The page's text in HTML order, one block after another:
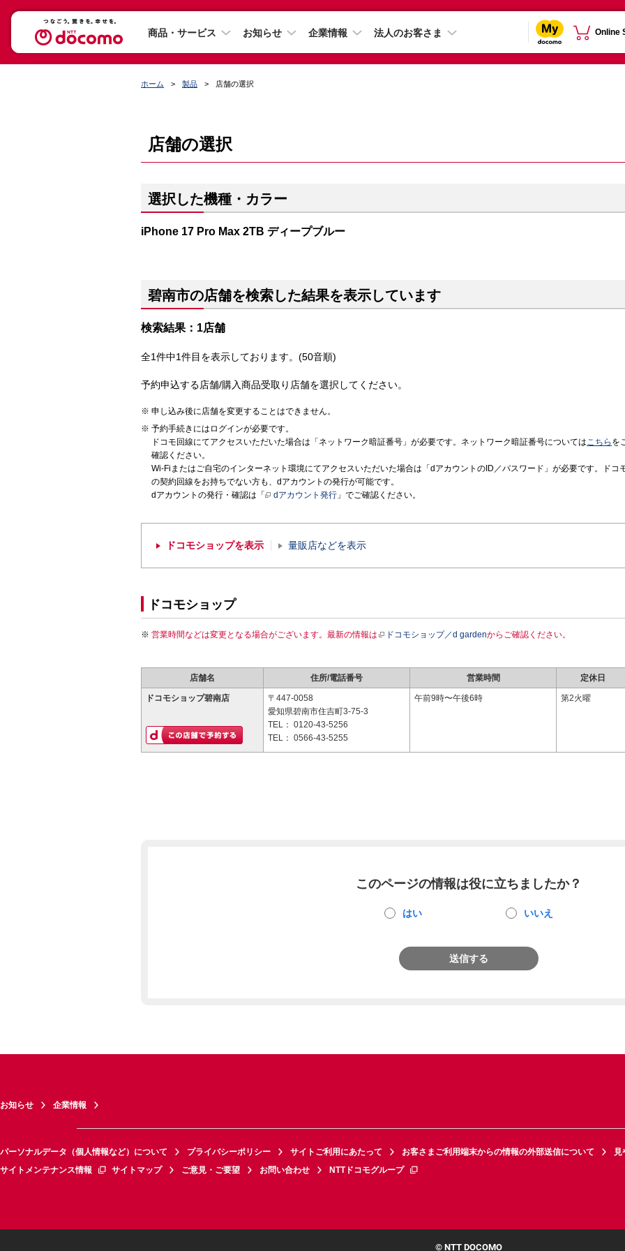
商品・サービス お知らせ 企業情報 法人のお客さま Online
ホーム 製品 店舗の選択
店舗の選択
選択した機種・カラー
iPhone 17 Pro Max 2TB ディープブルー
碧南市の店舗を検索した結果を表示しています
検索結果：1店舗
全1件中1件目を表示しております。(50音順)
予約申込する店舗/購入商品受取り店舗を選択してください。
申し込み後に店舗を変更することはできません。
予約手続きにはログインが必要です。
ドコモ回線にてアクセスいただいた場合は「ネットワーク暗証番号」が必要です。ネットワーク暗証番号についてはこちら を
確認ください。
Wi-Fiまたはご自宅のインターネット環境にてアクセスいただいた場合は「dアカウントのID／パスワード」が必要です。ドコ
の契約回線をお持ちでない方も、dアカウントの発行が可能です。
dアカウントの発行・確認は「
dアカウント発行 」でご確認ください。
ドコモショップを表示 量販店などを表示
ドコモショップ
営業時間などは変更となる場合がございます。最新の情報は ドコモショップ／d gardenからご確認ください。
店舗名 住所/電話番号 営業時間 定休日
ドコモショップ碧南店
〒447-0058
愛知県碧南市住吉町3-75-3
TEL： 0120-43-5256
TEL： 0566-43-5255
午前9時〜午後6時 第2火曜
このページの情報は役に立ちましたか？
はい いいえ
送信する
お知らせ 企業情報
パーソナルデータ（個人情報など）について プライバシーポリシー サイトご利用にあたって お客さまご利用端末からの情報の外部送信について
見
サイトメンテナンス情報
サイトマップ ご意見・ご要望 お問い合わせ NTTドコモグループ
© NTT DOCOMO